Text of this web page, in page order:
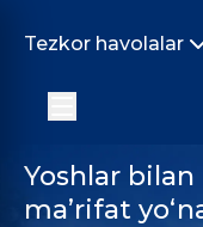
Tezkor havolalar
Yoshlar bilan
ma’rifat